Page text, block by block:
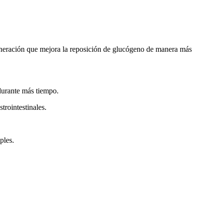
que mejora la reposición de glucógeno de manera más
más tiempo.